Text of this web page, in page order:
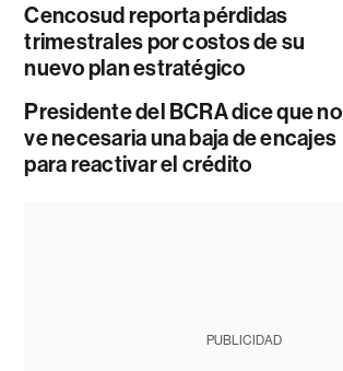
Cencosud reporta pérdidas
trimestrales por costos de su
nuevo plan estratégico
Presidente del BCRA dice que no
ve necesaria una baja de encajes
para reactivar el crédito
PUBLICIDAD